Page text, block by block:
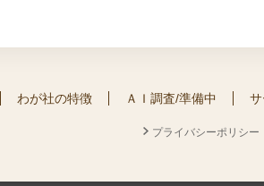
わが社の特徴 ＡＩ調査/準備中
プライバシーポリシー